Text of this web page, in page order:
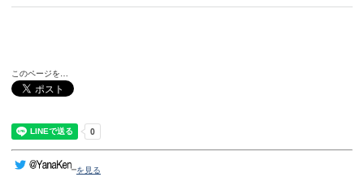
このページを…
を見る